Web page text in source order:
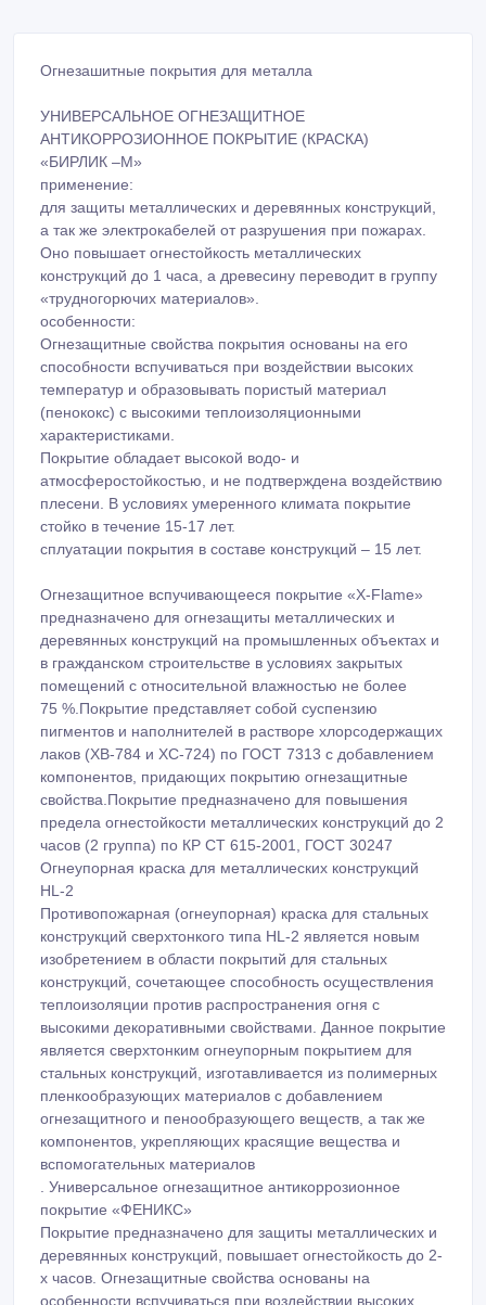
Огнезашитные покрытия для металла
УНИВЕРСАЛЬНОЕ ОГНЕЗАЩИТНОЕ
АНТИКОРРОЗИОННОЕ ПОКРЫТИЕ (КРАСКА)
«БИРЛИК –М»
применение:
для защиты металлических и деревянных конструкций,
а так же электрокабелей от разрушения при пожарах.
Оно повышает огнестойкость металлических
конструкций до 1 часа, а древесину переводит в группу
«трудногорючих материалов».
особенности:
Огнезащитные свойства покрытия основаны на его
способности вспучиваться при воздействии высоких
температур и образовывать пористый материал
(пенококс) с высокими теплоизоляционными
характеристиками.
Покрытие обладает высокой водо- и
атмосферостойкостью, и не подтверждена воздействию
плесени. В условиях умеренного климата покрытие
стойко в течение 15-17 лет.
сплуатации покрытия в составе конструкций – 15 лет.
Огнезащитное вспучивающееся покрытие «X-Flame»
предназначено для огнезащиты металлических и
деревянных конструкций на промышленных объектах и
в гражданском строительстве в условиях закрытых
помещений с относительной влажностью не более
75 %.Покрытие представляет собой суспензию
пигментов и наполнителей в растворе хлорсодержащих
лаков (ХВ-784 и ХС-724) по ГОСТ 7313 с добавлением
компонентов, придающих покрытию огнезащитные
свойства.Покрытие предназначено для повышения
предела огнестойкости металлических конструкций до 2
часов (2 группа) по КР СТ 615-2001, ГОСТ 30247
Огнеупорная краска для металлических конструкций
HL-2
Противопожарная (огнеупорная) краска для стальных
конструкций сверхтонкого типа HL-2 является новым
изобретением в области покрытий для стальных
конструкций, сочетающее способность осуществления
теплоизоляции против распространения огня с
высокими декоративными свойствами. Данное покрытие
является сверхтонким огнеупорным покрытием для
стальных конструкций, изготавливается из полимерных
пленкообразующих материалов с добавлением
огнезащитного и пенообразующего веществ, а так же
компонентов, укрепляющих красящие вещества и
вспомогательных материалов
. Универсальное огнезащитное антикоррозионное
покрытие «ФЕНИКС»
Покрытие предназначено для защиты металлических и
деревянных конструкций, повышает огнестойкость до 2-
х часов. Огнезащитные свойства основаны на
особенности вспучиваться при воздействии высоких